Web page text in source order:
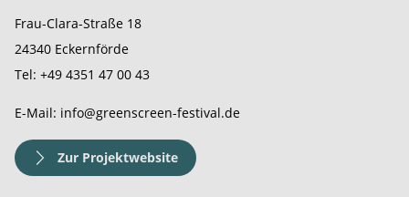
Frau-Clara-Straße 18
24340 Eckernförde
Tel: +49 4351 47 00 43
E-Mail: info@greenscreen-festival.de
Zur Projektwebsite